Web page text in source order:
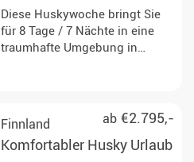
Diese Huskywoche bringt Sie
für 8 Tage / 7 Nächte in eine
traumhafte Umgebung in
faszinierende Huskys und
werden Sie zum Musher!
ab €2.795,-
Finnland
Komfortabler Husky Urlaub